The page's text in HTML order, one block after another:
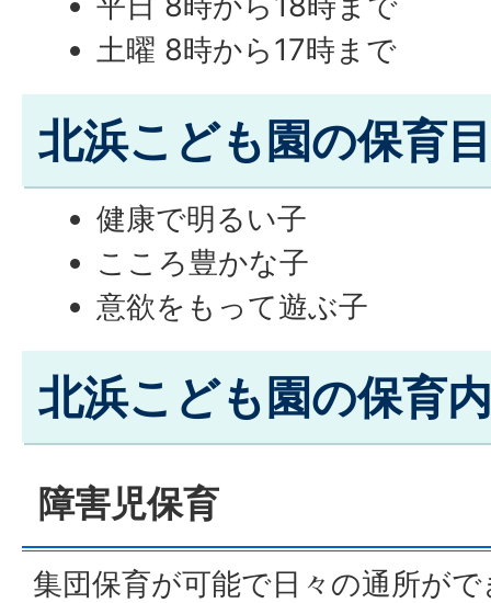
土曜 8時から17時まで
北浜こども園の保育
健康で明るい子
こころ豊かな子
意欲をもって遊ぶ子
北浜こども園の保育
障害児保育
集団保育が可能で日々の通所が